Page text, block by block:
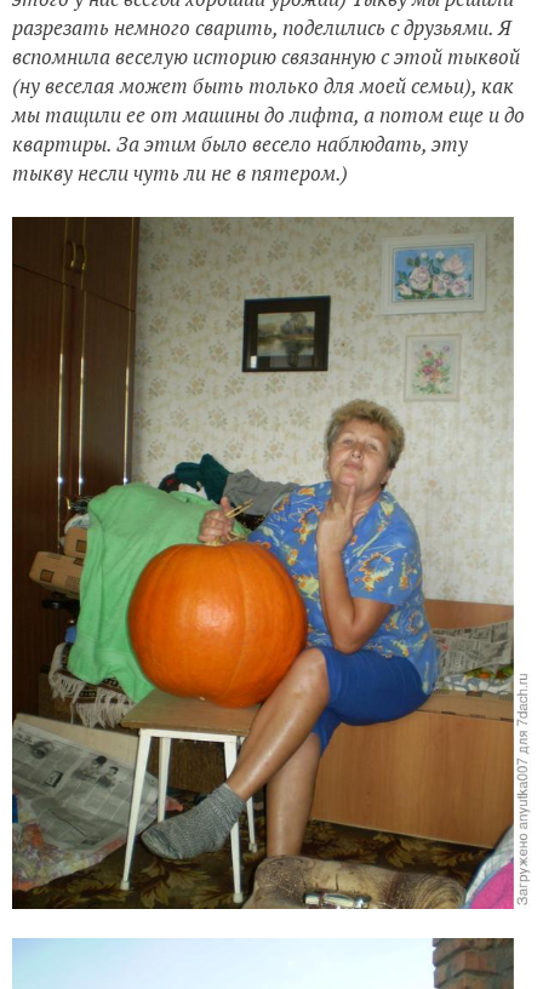
разрезать немного сварить, поделились с друзьями. Я
вспомнила веселую историю связанную с этой тыквой
(ну веселая может быть только для моей семьи), как
мы тащили ее от машины до лифта, а потом еще и до
квартиры. За этим было весело наблюдать, эту
тыкву несли чуть ли не в пятером.)